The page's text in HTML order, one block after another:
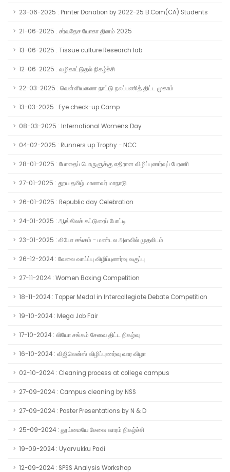
23-06-2025 : Printer Donation by 2022-25 B.Com(CA) Students
21-06-2025 : சர்வதேச யோகா தினம் 2025
13-06-2025 : Tissue culture Research lab
12-06-2025 : வழிகாட்டுதல் நிகழ்ச்சி
22-03-2025 : வெள்ளியணை நாட்டு நலப்பணித் திட்ட முகாம்
13-03-2025 : Eye check-up Camp
08-03-2025 : International Womens Day
04-02-2025 : Runners up Trophy - NCC
28-01-2025 : போதைப் பொருளுக்கு எதிரான விழிப்புணர்வுப் பேரணி
27-01-2025 : தூய தமிழ் மாணவர் மாநாடு
26-01-2025 : Republic day Celebration
24-01-2025 : ஆங்கிலக் கட்டுரைப் போட்டி
23-01-2025 : லியோ சங்கம் - மண்டல அளவில் முதலிடம்
26-12-2024 : வேலை வாய்ப்பு விழிப்புணர்வு வகுப்பு
27-11-2024 : Women Boxing Competition
18-11-2024 : Topper Medal in Intercollegiate Debate Competition
19-10-2024 : Mega Job Fair
17-10-2024 : லியோ சங்கம் சேவை திட்ட நிகழ்வு
16-10-2024 : விஜிலென்ஸ் விழிப்புணர்வு வார விழா
02-10-2024 : Cleaning process at college campus
27-09-2024 : Campus cleaning by NSS
27-09-2024 : Poster Presentations by N & D
25-09-2024 : தூய்மையே சேவை வாரம் நிகழ்ச்சி
19-09-2024 : Uyarvukku Padi
12-09-2024 : SPSS Analysis Workshop